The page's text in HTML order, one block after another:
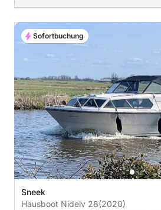
Sneek
Hausboot Nidelv 28(2020)
Sofortbuchung